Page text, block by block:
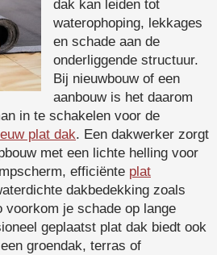
dak kan leiden tot
waterophoping, lekkages
en schade aan de
onderliggende structuur.
Bij nieuwbouw of een
aanbouw is het daarom
in te schakelen voor de
plat dak. Een dakwerker zorgt
met een lichte helling voor
efficiënte plat
dakbedekking zoals
voorkom je schade op lange
geplaatst plat dak biedt ook
groendak, terras of